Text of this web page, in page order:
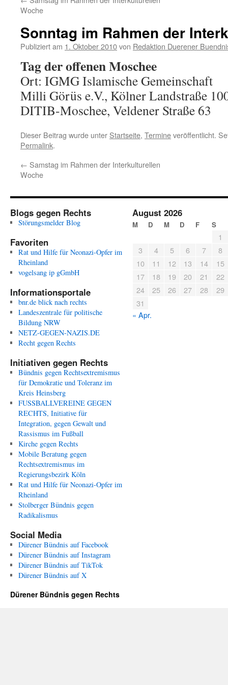
Woche
Sonntag im Rahmen der
Publiziert am 1. Oktober 2010von Redaktion Duerener
Tag der offenen Moschee
Ort: IGMG Islamische Gemeinschaft
Milli Görüs e.V., Kölner Landstraße
DITIB-Moschee, Veldener Straße 63
Dieser Beitrag wurde unter Startseite, Termineveröffentlicht.
Permalink.
← Samstag im Rahmen der Interkulturellen
Woche
Blogs gegen Rechts
Störungsmelder Blog
Favoriten
Rat und Hilfe für Neonazi-Opfer im
Rheinland
vogelsang ip gGmbH
Informationsportale
bnr.de blick nach rechts
Landeszentrale für politische
Bildung NRW
NETZ-GEGEN-NAZIS.DE
Recht gegen Rechts
Initiativen gegen Rechts
Bündnis gegen Rechtsextremismus
für Demokratie und Toleranz im
Kreis Heinsberg
FUSSBALLVEREINE GEGEN
RECHTS, Initiative für
Integration, gegen Gewalt und
Rassismus im Fußball
Kirche gegen Rechts
Mobile Beratung gegen
Rechtsextremismus im
Regierungsbezirk Köln
Rat und Hilfe für Neonazi-Opfer im
Rheinland
Stolberger Bündnis gegen
Radikalismus
Social Media
Dürener Bündnis auf Facebook
Dürener Bündnis auf Instagram
Dürener Bündnis auf TikTok
Dürener Bündnis auf X
August 2026
M D M D F S
1
3
4 5 6 7
8
10
11 12 13 14
15
17
18 19 20 21
22
24
25 26 27 28
29
31
« Apr.
Dürener Bündnis gegen Rechts